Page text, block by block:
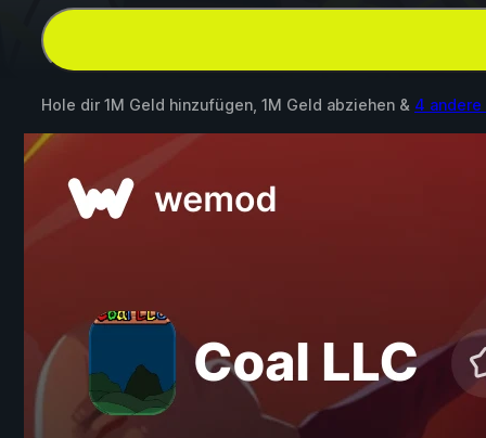
Hole dir 1M Geld hinzufügen, 1M Geld abziehen & 4